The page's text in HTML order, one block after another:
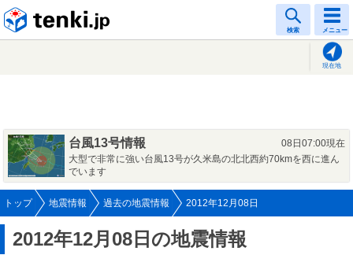
検索 メニュー
現在地
台風13号情報
08日07:00現在
大型で非常に強い台風13号が久米島の北北西約70kmを西に進ん
でいます
トップ 地震情報 過去の地震情報 2012年12月08日
2012年12月08日の地震情報